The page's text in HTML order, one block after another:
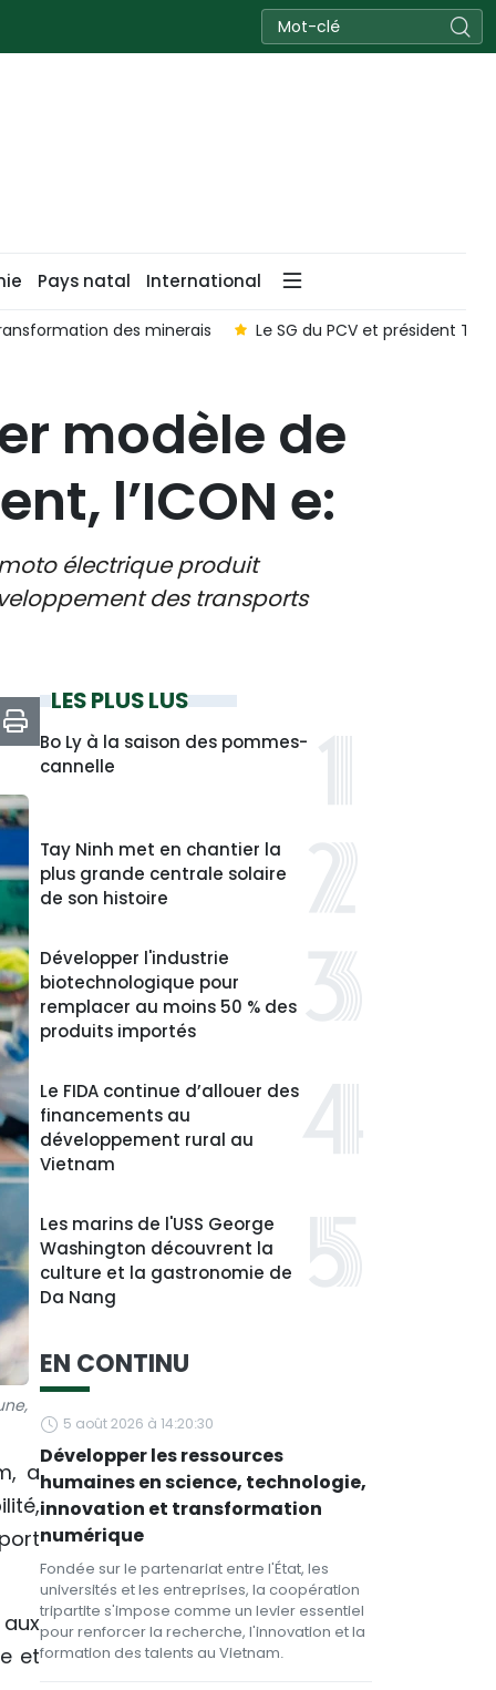
Pays natal International
des minerais Le SG du PCV et président
modèle de
l’ICON e:
électrique produit
des transports
a
et
LES PLUS LUS
Bo Ly à la saison des pommes-
cannelle
Tay Ninh met en chantier la
plus grande centrale solaire
de son histoire
Développer l'industrie
biotechnologique pour
remplacer au moins 50 % des
produits importés
Le FIDA continue d’allouer des
financements au
développement rural au
Vietnam
Les marins de l'USS George
Washington découvrent la
culture et la gastronomie de
Da Nang
EN CONTINU
5 août 2026 à 14:20:30
Développer les ressources
humaines en science, technologie,
innovation et transformation
numérique
Fondée sur le partenariat entre l'État, les
universités et les entreprises, la coopération
tripartite s'impose comme un levier essentiel
pour renforcer la recherche, l'innovation et la
formation des talents au Vietnam.